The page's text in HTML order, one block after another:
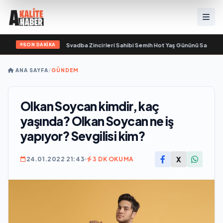
SON DAKİKA
yaşamını yitirdi• Svadba Zincirleri Sahibi Semih Hot Yaş Gününü Sanat ve
ANA SAYFA/GÜNDEM
Olkan Soycan kimdir, kaç
yaşında? Olkan Soycan ne iş
yapıyor? Sevgilisi kim?
24.01.2022 21:43 3 DK OKUMA X